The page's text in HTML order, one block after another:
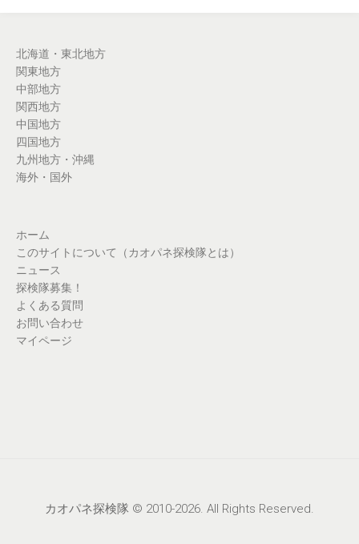
北海道・東北地方
関東地方
中部地方
関西地方
中国地方
四国地方
九州地方・沖縄
海外・国外
ホーム
このサイトについて（カオパネ探検隊とは）
ニュース
探検隊募集！
よくある質問
お問い合わせ
マイページ
カオパネ探検隊 © 2010-2026. All Rights Reserved.